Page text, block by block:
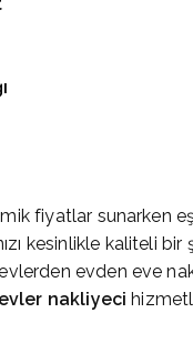
fiyatlar sunarken
kesinlikle kaliteli
evden eve
nakliyeci